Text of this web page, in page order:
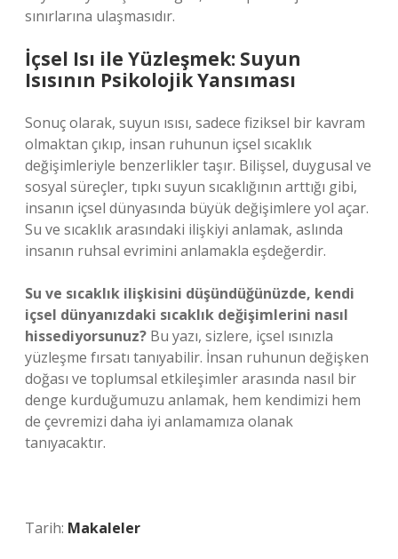
sınırlarına ulaşmasıdır.
İçsel Isı ile Yüzleşmek: Suyun
Isısının Psikolojik Yansıması
Sonuç olarak, suyun ısısı, sadece fiziksel bir kavram
olmaktan çıkıp, insan ruhunun içsel sıcaklık
değişimleriyle benzerlikler taşır. Bilişsel, duygusal ve
sosyal süreçler, tıpkı suyun sıcaklığının arttığı gibi,
insanın içsel dünyasında büyük değişimlere yol açar.
Su ve sıcaklık arasındaki ilişkiyi anlamak, aslında
insanın ruhsal evrimini anlamakla eşdeğerdir.
Su ve sıcaklık ilişkisini düşündüğünüzde, kendi
içsel dünyanızdaki sıcaklık değişimlerini nasıl
hissediyorsunuz? Bu yazı, sizlere, içsel ısınızla
yüzleşme fırsatı tanıyabilir. İnsan ruhunun değişken
doğası ve toplumsal etkileşimler arasında nasıl bir
denge kurduğumuzu anlamak, hem kendimizi hem
de çevremizi daha iyi anlamamıza olanak
tanıyacaktır.
Tarih: Makaleler